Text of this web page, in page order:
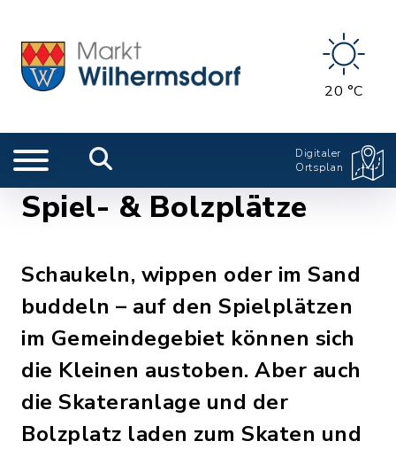
20 °C
Digitaler
Ortsplan
Spiel- & Bolzplätze
Schaukeln, wippen oder im Sand
buddeln – auf den Spielplätzen
im Gemeindegebiet können sich
die Kleinen austoben. Aber auch
die Skateranlage und der
Bolzplatz laden zum Skaten und